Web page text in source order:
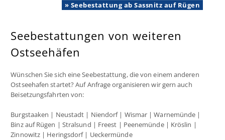
» Seebestattung ab Sassnitz auf Rügen
Seebestattungen von weiteren
Ostseehäfen
Wünschen Sie sich eine Seebestattung, die von einem anderen
Ostseehafen startet? Auf Anfrage organisieren wir gern auch
Beisetzungsfahrten von:
Burgstaaken | Neustadt | Niendorf | Wismar | Warnemünde |
Binz auf Rügen | Stralsund | Freest | Peenemünde | Kröslin |
Zinnowitz | Heringsdorf | Ueckermünde